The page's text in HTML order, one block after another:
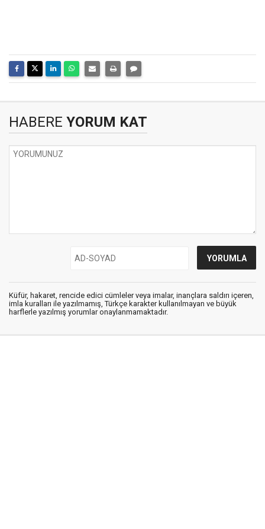
HABERE YORUM KAT
Küfür, hakaret, rencide edici cümleler veya imalar, inançlara saldırı içeren,
imla kuralları ile yazılmamış, Türkçe karakter kullanılmayan ve büyük
harflerle yazılmış yorumlar onaylanmamaktadır.